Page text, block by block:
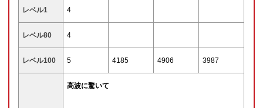
レベル1 4
レベル80 4
レベル100 5 4185 4906 3987
高波に驚いて